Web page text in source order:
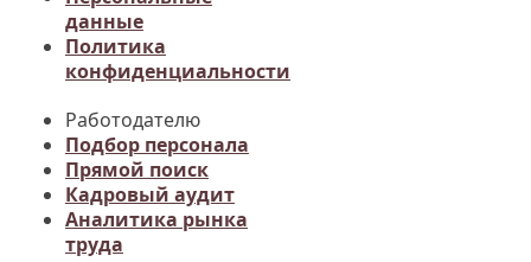
данные
Политика
конфиденциальности
Работодателю
Подбор персонала
Прямой поиск
Кадровый аудит
Аналитика рынка
труда